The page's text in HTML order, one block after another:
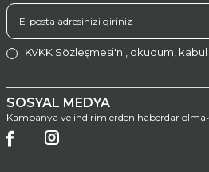
KVKK Sözleşmesi'ni , okudum,
SOSYAL MEDYA
Kampanya ve indirimlerden haberdar